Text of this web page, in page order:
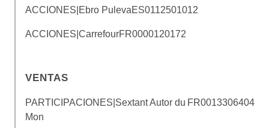
ACCIONES|Ebro PulevaES0112501012
ACCIONES|CarrefourFR0000120172
VENTAS
PARTICIPACIONES|Sextant Autor du
Mon
FR0013306404